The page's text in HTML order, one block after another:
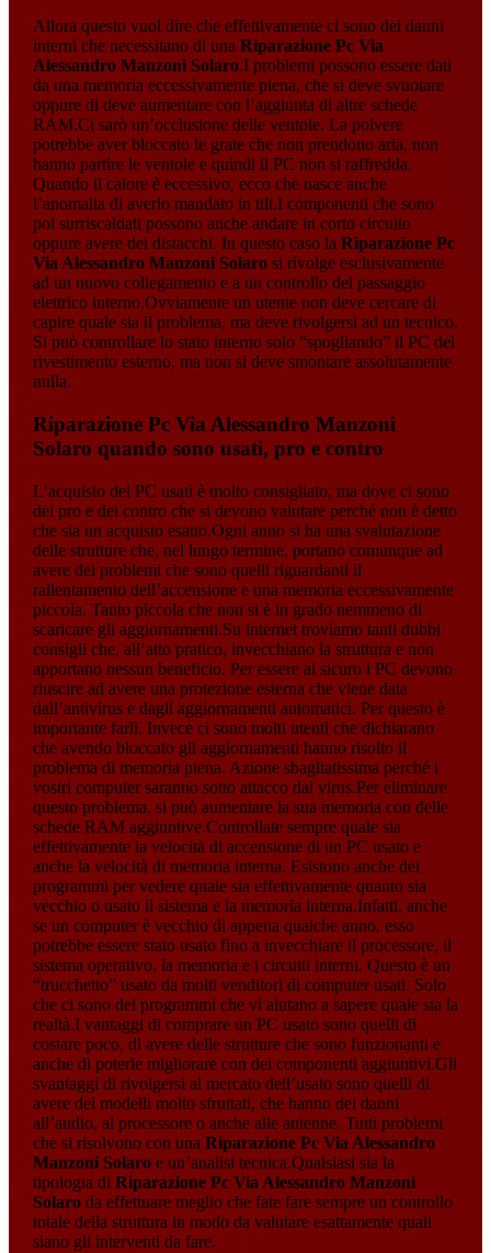
Allora questo vuol dire che effettivamente ci sono dei danni
interni che necessitano di una Riparazione Pc Via
Alessandro Manzoni Solaro.I problemi possono essere dati
da una memoria eccessivamente piena, che si deve svuotare
oppure di deve aumentare con l’aggiunta di altre schede
RAM.Ci sarò un’occlusione delle ventole. La polvere
potrebbe aver bloccato le grate che non prendono aria, non
hanno partire le ventole e quindi il PC non si raffredda.
Quando il calore è eccessivo, ecco che nasce anche
l’anomalia di averlo mandato in tilt.I componenti che sono
poi surriscaldati possono anche andare in corto circuito
oppure avere dei distacchi. In questo caso la Riparazione Pc
Via Alessandro Manzoni Solarosi rivolge esclusivamente
ad un nuovo collegamento e a un controllo del passaggio
elettrico interno.Ovviamente un utente non deve cercare di
capire quale sia il problema, ma deve rivolgersi ad un tecnico.
Si può controllare lo stato interno solo “spogliando” il PC del
rivestimento esterno, ma non si deve smontare assolutamente
nulla.
Riparazione Pc Via Alessandro Manzoni
Solaro quando sono usati, pro e contro
L’acquisto dei PC usati è molto consigliato, ma dove ci sono
dei pro e dei contro che si devono valutare perché non è detto
che sia un acquisto esatto.Ogni anno si ha una svalutazione
delle strutture che, nel lungo termine, portano comunque ad
avere dei problemi che sono quelli riguardanti il
rallentamento dell’accensione e una memoria eccessivamente
piccola. Tanto piccola che non si è in grado nemmeno di
scaricare gli aggiornamenti.Su internet troviamo tanti dubbi
consigli che, all’atto pratico, invecchiano la struttura e non
apportano nessun beneficio. Per essere al sicuro i PC devono
riuscire ad avere una protezione esterna che viene data
dall’antivirus e dagli aggiornamenti automatici. Per questo è
importante farli. Invece ci sono molti utenti che dichiarano
che avendo bloccato gli aggiornamenti hanno risolto il
problema di memoria piena. Azione sbagliatissima perché i
vostri computer saranno sotto attacco dai virus.Per eliminare
questo problema, si può aumentare la sua memoria con delle
schede RAM aggiuntive.Controllate sempre quale sia
effettivamente la velocità di accensione di un PC usato e
anche la velocità di memoria interna. Esistono anche dei
programmi per vedere quale sia effettivamente quanto sia
vecchio o usato il sistema e la memoria interna.Infatti, anche
se un computer è vecchio di appena qualche anno, esso
potrebbe essere stato usato fino a invecchiare il processore, il
sistema operativo, la memoria e i circuiti interni. Questo è un
“trucchetto” usato da molti venditori di computer usati. Solo
che ci sono dei programmi che vi aiutano a sapere quale sia la
realtà.I vantaggi di comprare un PC usato sono quelli di
costare poco, di avere delle strutture che sono funzionanti e
anche di poterle migliorare con dei componenti aggiuntivi.Gli
svantaggi di rivolgersi al mercato dell’usato sono quelli di
avere dei modelli molto sfruttati, che hanno dei danni
all’audio, al processore o anche alle antenne. Tutti problemi
che si risolvono con una Riparazione Pc Via Alessandro
Manzoni Solaroe un’analisi tecnica.Qualsiasi sia la
tipologia di Riparazione Pc Via Alessandro Manzoni
Solaroda effettuare meglio che fate fare sempre un controllo
totale della struttura in modo da valutare esattamente quali
siano gli interventi da fare.